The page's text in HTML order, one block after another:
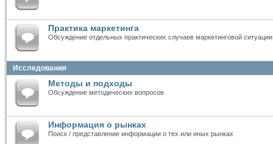
Практика маркетинга
Обсуждение отдельных практических случаев маркетинговой ситуации
Исследования
Методы и подходы
Обсуждение методических вопросов
Информация о рынках
Поиск / представление информации о тех или иных рынках